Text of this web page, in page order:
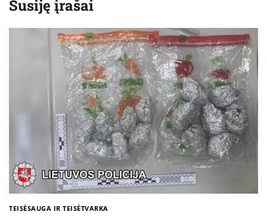
Susiję įrašai
TEISĖSAUGA IR TEISĖTVARKA